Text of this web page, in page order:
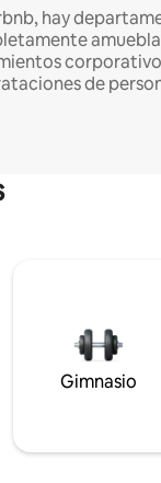
hay
de
Gimnasio